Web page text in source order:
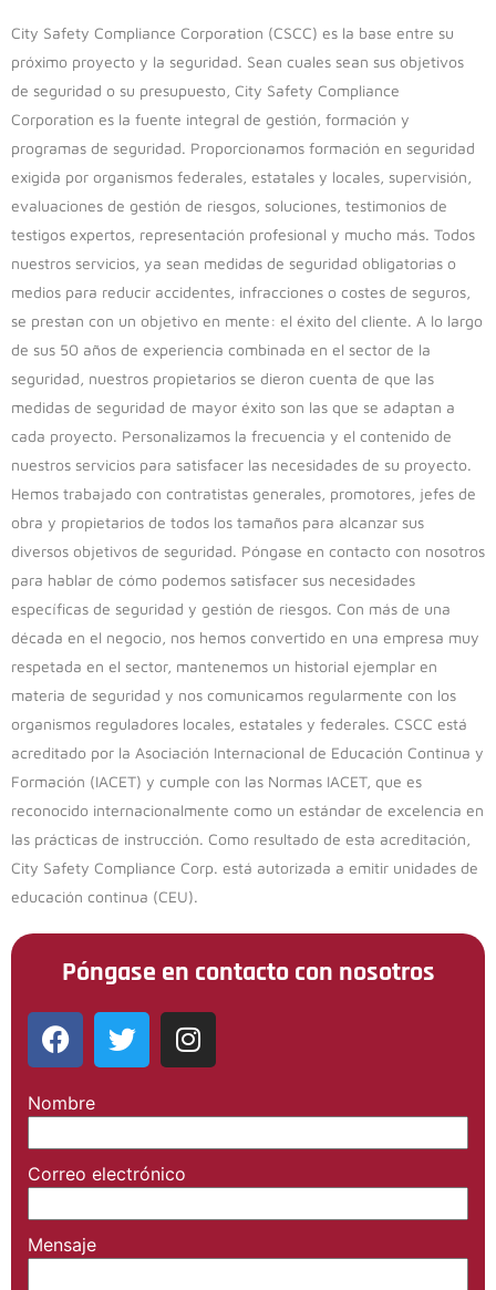
City Safety Compliance Corporation (CSCC) es la base entre su
próximo proyecto y la seguridad. Sean cuales sean sus objetivos
de seguridad o su presupuesto, City Safety Compliance
Corporation es la fuente integral de gestión, formación y
programas de seguridad. Proporcionamos formación en seguridad
exigida por organismos federales, estatales y locales, supervisión,
evaluaciones de gestión de riesgos, soluciones, testimonios de
testigos expertos, representación profesional y mucho más. Todos
nuestros servicios, ya sean medidas de seguridad obligatorias o
medios para reducir accidentes, infracciones o costes de seguros,
se prestan con un objetivo en mente: el éxito del cliente. A lo largo
de sus 50 años de experiencia combinada en el sector de la
seguridad, nuestros propietarios se dieron cuenta de que las
medidas de seguridad de mayor éxito son las que se adaptan a
cada proyecto. Personalizamos la frecuencia y el contenido de
nuestros servicios para satisfacer las necesidades de su proyecto.
Hemos trabajado con contratistas generales, promotores, jefes de
obra y propietarios de todos los tamaños para alcanzar sus
diversos objetivos de seguridad. Póngase en contacto con nosotros
para hablar de cómo podemos satisfacer sus necesidades
específicas de seguridad y gestión de riesgos. Con más de una
década en el negocio, nos hemos convertido en una empresa muy
respetada en el sector, mantenemos un historial ejemplar en
materia de seguridad y nos comunicamos regularmente con los
organismos reguladores locales, estatales y federales. CSCC está
acreditado por la Asociación Internacional de Educación Continua y
Formación (IACET) y cumple con las Normas IACET, que es
reconocido internacionalmente como un estándar de excelencia en
las prácticas de instrucción. Como resultado de esta acreditación,
City Safety Compliance Corp. está autorizada a emitir unidades de
educación continua (CEU).
Póngase en contacto con nosotros
Nombre
Correo electrónico
Mensaje